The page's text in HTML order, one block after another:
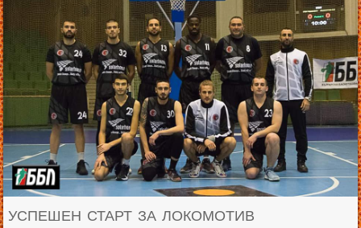
УСПЕШЕН СТАРТ ЗА ЛОКОМОТИВ